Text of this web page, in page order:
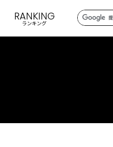
RANKING
ランキング